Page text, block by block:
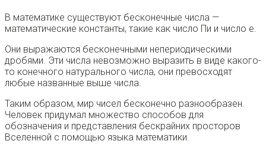
В математике существуют бесконечные числа —
математические константы, такие как число Пи и число e.
Они выражаются бесконечными непериодическими
дробями. Эти числа невозможно выразить в виде какого-
то конечного натурального числа, они превосходят
любые названные выше числа.
Таким образом, мир чисел бесконечно разнообразен.
Человек придумал множество способов для
обозначения и представления бескрайних просторов
Вселенной с помощью языка математики.